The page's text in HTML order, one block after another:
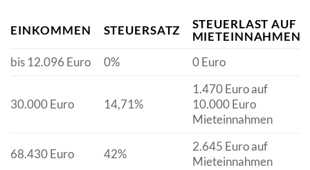
EINKOMMEN STEUERSATZ
STEUERLAST AUF
MIETEINNAHMEN
bis 12.096 Euro
0% 0 Euro
30.000 Euro 14,71%
1.470 Euro auf
10.000 Euro
Mieteinnahmen
68.430 Euro 42%
2.645 Euro auf
Mieteinnahmen